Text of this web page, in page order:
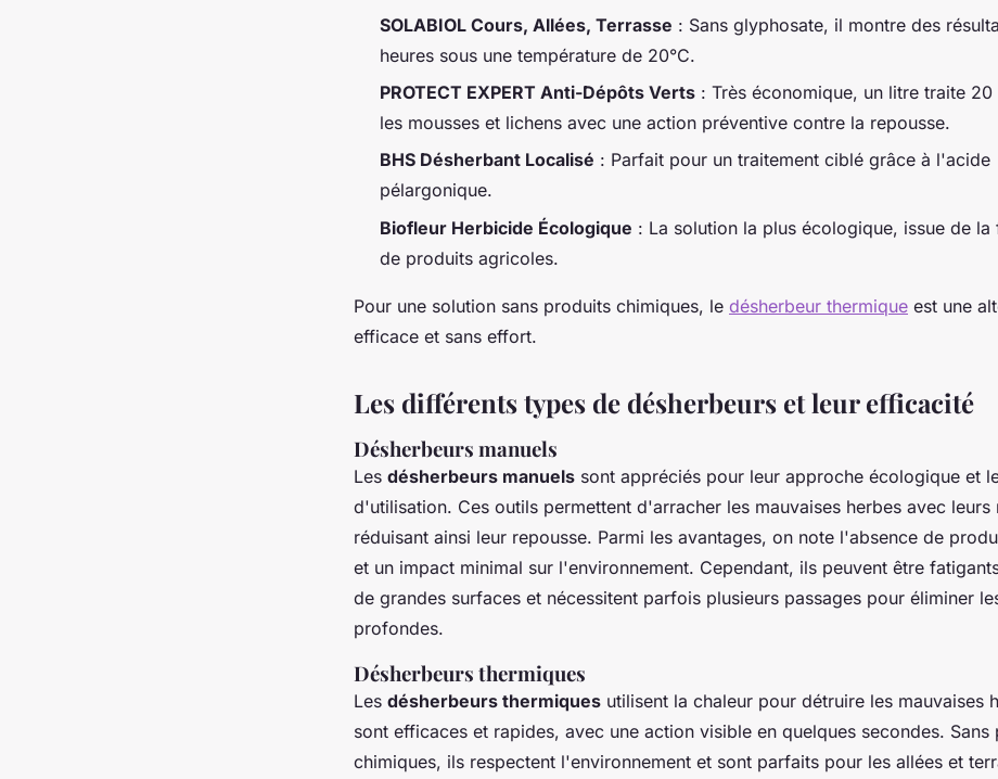
SOLABIOL Cours, Allées, Terrasse : Sans glyphosate, il montre des
heures sous une température de 20°C.
PROTECT EXPERT Anti-Dépôts Verts : Très économique, un litre traite 20
les mousses et lichens avec une action préventive contre la repousse.
BHS Désherbant Localisé : Parfait pour un traitement ciblé grâce à l'acide
pélargonique.
Biofleur Herbicide Écologique : La solution la plus écologique, issue de la
de produits agricoles.
Pour une solution sans produits chimiques, le désherbeur thermique est une
efficace et sans effort.
Les différents types de désherbeurs et leur efficacité
Désherbeurs manuels
Les désherbeurs manuels sont appréciés pour leur approche écologique et
d'utilisation. Ces outils permettent d'arracher les mauvaises herbes avec leurs
réduisant ainsi leur repousse. Parmi les avantages, on note l'absence de
et un impact minimal sur l'environnement. Cependant, ils peuvent être
de grandes surfaces et nécessitent parfois plusieurs passages pour éliminer
profondes.
Désherbeurs thermiques
Les désherbeurs thermiques utilisent la chaleur pour détruire les mauvaises
sont efficaces et rapides, avec une action visible en quelques secondes. Sans
chimiques, ils respectent l'environnement et sont parfaits pour les allées et